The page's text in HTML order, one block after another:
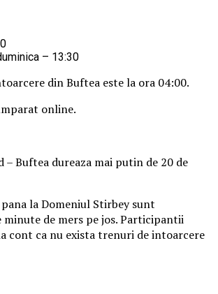
– 13:30
din Buftea este la ora 04:00.
online.
– Buftea dureaza mai putin de 20 de
la Domeniul Stirbey sunt
minute de mers pe jos. Participantii
cont ca nu exista trenuri de intoarcere